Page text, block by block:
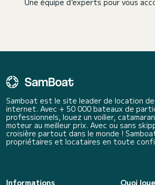
Une équipe d'experts pour vous
Samboat est le site leader de location
internet. Avec + 50 000 bateaux de
professionnels, louez un voilier,
moteur au meilleur prix. Avec ou sans
croisière partout dans le monde !
propriétaires et locataires en toute
Informations
Quoi